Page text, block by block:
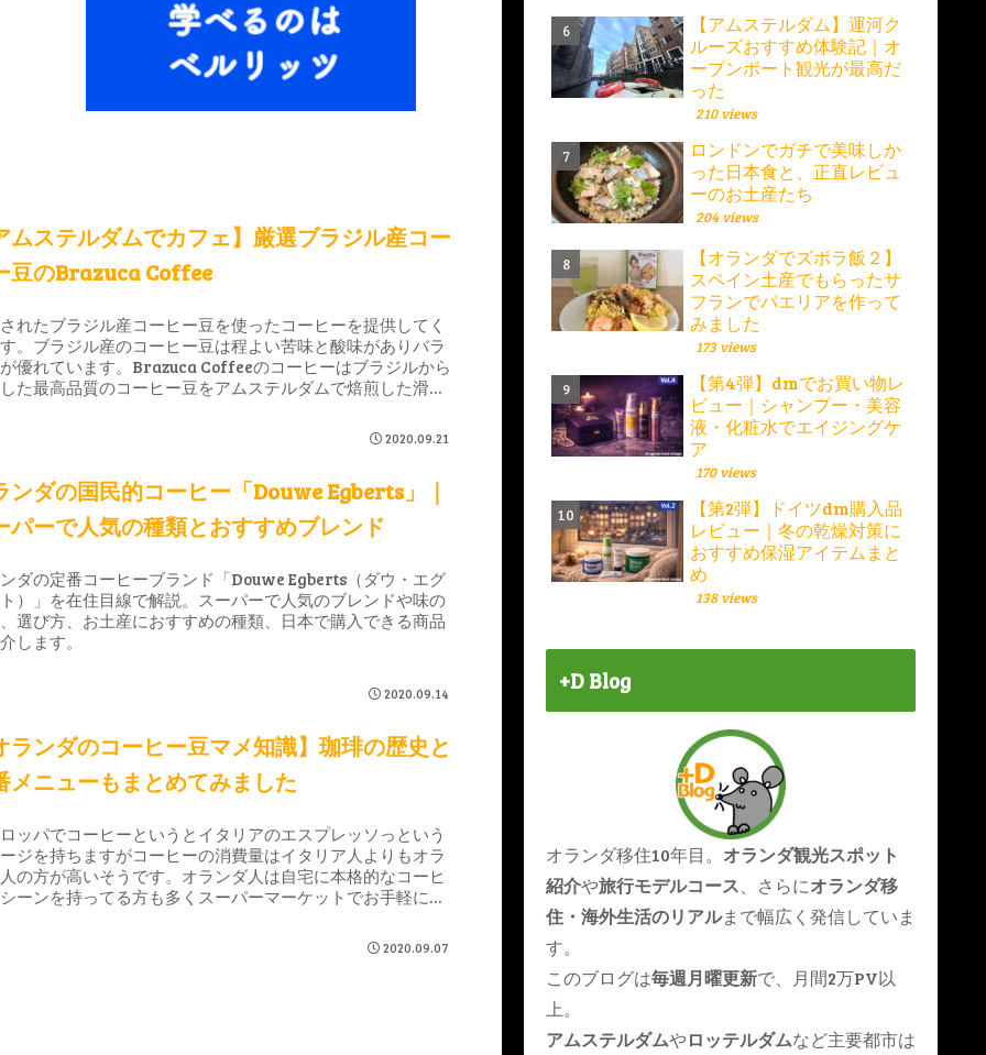
ムステルダムでカフェ】厳選ブラジル産コー
豆のBrazuca Coffee
れたブラジル産コーヒー豆を使ったコーヒーを提供してく
。ブラジル産のコーヒー豆は程よい苦味と酸味がありバラ
優れています。Brazuca Coffeeのコーヒーはブラジルから
た最高品質のコーヒー豆をアムステルダムで焙煎した滑ら
2020.09.21
ンダの国民的コーヒー「Douwe Egberts」｜
パーで人気の種類とおすすめブレンド
ダの定番コーヒーブランド「Douwe Egberts（ダウ・エグ
）」を在住目線で解説。スーパーで人気のブレンドや味の
選び方、お土産におすすめの種類、日本で購入できる商品
します。
2020.09.14
ランダのコーヒー豆マメ知識】珈琲の歴史と
メニューもまとめてみました
ッパでコーヒーというとイタリアのエスプレッソっという
ジを持ちますがコーヒーの消費量はイタリア人よりもオラ
の方が高いそうです。オランダ人は自宅に本格的なコーヒ
ーンを持ってる方も多くスーパーマーケットでお手軽にコ
2020.09.07
【アムステルダム】運河ク
ルーズおすすめ体験記｜オ
ープンボート観光が最高だ
った
210 views
ロンドンでガチで美味しか
った日本食と、正直レビュ
ーのお土産たち
204 views
【オランダでズボラ飯２】
スペイン土産でもらったサ
フランでパエリアを作って
みました
173 views
【第4弾】dmでお買い物レ
ビュー｜シャンプー・美容
液・化粧水でエイジングケ
ア
170 views
【第2弾】ドイツdm購入品
レビュー｜冬の乾燥対策に
おすすめ保湿アイテムまと
め
138 views
+D Blog
オランダ移住10年目。 オランダ観光スポット
紹介や旅行モデルコース 、さらにオランダ移
住・海外生活のリアルまで幅広く発信していま
す。
このブログは毎週月曜更新で、月間2万PV以
上。
アムステルダムやロッテルダムなど主要都市は